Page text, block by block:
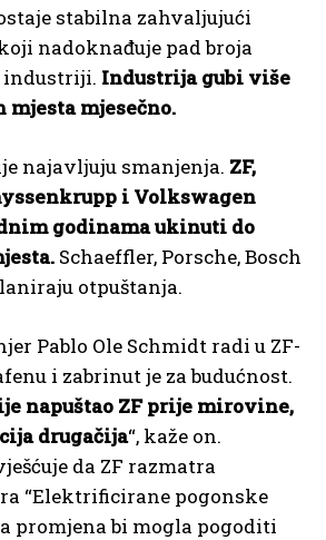
stabilna zahvaljujući
nadoknađuje pad broja
industriji. Industrija gubi više
mjesta mjesečno.
najavljuju smanjenja. ZF,
i Volkswagen
godinama ukinuti do
Schaeffler, Porsche, Bosch
otpuštanja.
Pablo Ole Schmidt radi u ZF-
i zabrinut je za budućnost.
napuštao ZF prije mirovine,
drugačija“, kaže on.
da ZF razmatra
“Elektrificirane pogonske
promjena bi mogla pogoditi